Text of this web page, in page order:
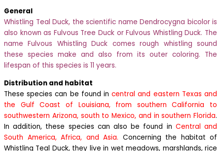
General
Whistling Teal Duck, the scientific name Dendrocygna bicolor is
also known as Fulvous Tree Duck or Fulvous Whistling Duck. The
name Fulvous Whistling Duck comes rough whistling sound
these species make and also from its outer coloring. The
lifespan of this species is 11 years.
Distribution and habitat
These species can be found incentral and eastern Texas and
the Gulf Coast of Louisiana, from southern California to
southwestern Arizona, south to Mexico, and in southern Florida.
In addition, these species can also be found in Central and
South America, Africa, and Asia. Concerning the habitat of
Whistling Teal Duck, they live in wet meadows, marshlands, rice